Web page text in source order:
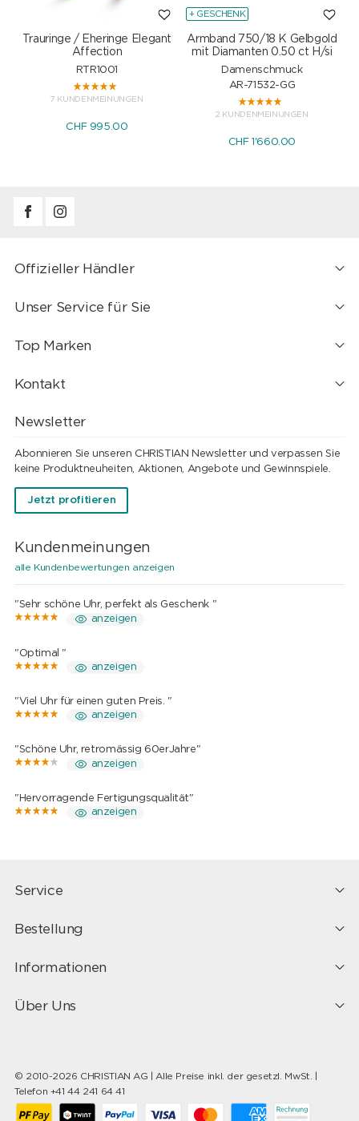
Trauringe / Eheringe Elegant
Affection
RTR1001
7 KUNDENMEINUNGEN
CHF 995.00
+ GESCHENK
Armband 750/18 K Gelbgold
mit Diamanten 0.50 ct H/si
Damenschmuck
AR-71532-GG
2 KUNDENMEINUNGEN
CHF 1'660.00
Offizieller Händler
Unser Service für Sie
Top Marken
Kontakt
Newsletter
Abonnieren Sie unseren CHRISTIAN Newsletter und verpassen Sie
keine Produktneuheiten, Aktionen, Angebote und Gewinnspiele.
Jetzt profitieren
Kundenmeinungen
alle Kundenbewertungen anzeigen
"Sehr schöne Uhr, perfekt als Geschenk "
anzeigen
"Optimal "
anzeigen
"Viel Uhr für einen guten Preis. "
anzeigen
"Schöne Uhr, retromässig 60erJahre"
anzeigen
"Hervorragende Fertigungsqualität"
anzeigen
Service
Bestellung
Informationen
Über Uns
© 2010-2026 CHRISTIAN AG | Alle Preise inkl. der gesetzl. MwSt. |
Telefon +41 44 241 64 41